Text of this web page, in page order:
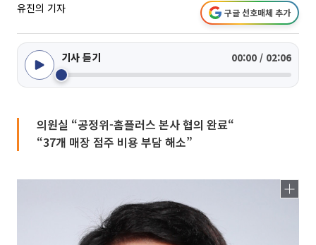
유진의 기자 구글 선호매체 추가
기사 듣기 00:00 / 02:06
의원실 “공정위-홈플러스 본사 협의 완료“
“37개 매장 점주 비용 부담 해소”